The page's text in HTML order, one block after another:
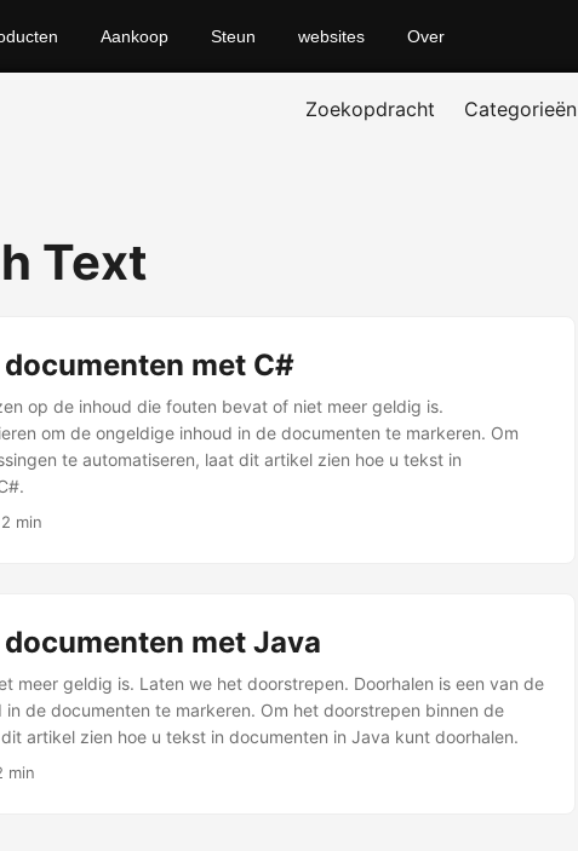
Aankoop Steun websites Over
Zoekopdracht Categorieën
Text
met C#
op de inhoud die fouten bevat of niet meer geldig is.
om de ongeldige inhoud in de documenten te markeren. Om
te automatiseren, laat dit artikel zien hoe u tekst in
min
met Java
meer geldig is. Laten we het doorstrepen. Doorhalen is een van de
de documenten te markeren. Om het doorstrepen binnen de
artikel zien hoe u tekst in documenten in Java kunt doorhalen.
min